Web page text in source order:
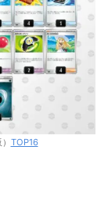
TOP16